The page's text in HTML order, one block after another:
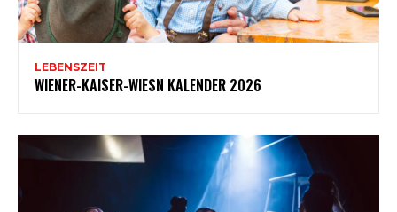
LEBENSZEIT
WIENER-KAISER-WIESN KALENDER 2026